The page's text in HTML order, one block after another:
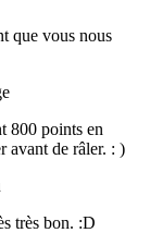
que vous nous
800 points en
avant de râler. : )
très bon. :D